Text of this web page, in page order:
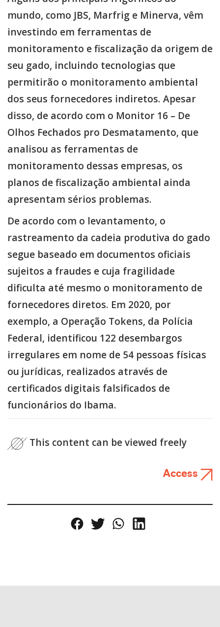
mundo, como JBS, Marfrig e Minerva, vêm
investindo em ferramentas de
monitoramento e fiscalização da origem de
seu gado, incluindo tecnologias que
permitirão o monitoramento ambiental
dos seus fornecedores indiretos. Apesar
disso, de acordo com o Monitor 16 – De
Olhos Fechados pro Desmatamento, que
analisou as ferramentas de
monitoramento dessas empresas, os
planos de fiscalização ambiental ainda
apresentam sérios problemas.
De acordo com o levantamento, o
rastreamento da cadeia produtiva do gado
segue baseado em documentos oficiais
sujeitos a fraudes e cuja fragilidade
dificulta até mesmo o monitoramento de
fornecedores diretos. Em 2020, por
exemplo, a Operação Tokens, da Polícia
Federal, identificou 122 desembargos
irregulares em nome de 54 pessoas físicas
ou jurídicas, realizados através de
certificados digitais falsificados de
funcionários do Ibama.
This content can be viewed freely
Access